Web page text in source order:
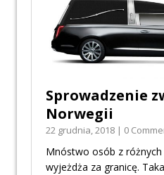
Sprowadzenie
Norwegii
22 grudnia, 2018 | 0
Mnóstwo osób z
wyjeżdża za granicę.